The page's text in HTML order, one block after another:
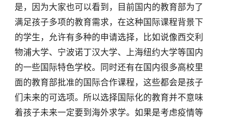
是，因为大家也可以看到，目前国内的教育部为了
满足孩子多项的教育需求，在这种国际课程背景下
的学生，允许有多种的申请选择，比如说像西交利
物浦大学、宁波诺丁汉大学、上海纽约大学等国内
的一些国际特色学校。同时还有在国内很多高校里
面的教育部批准的国际合作课程，这些都会是孩子
们未来的可选项。所以选择国际化的教育并不意味
着孩子未来一定要到海外求学。如果是考虑疫情等